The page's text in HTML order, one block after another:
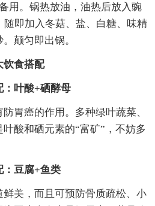
用。锅热放油，油热后放入豌
随即加入冬菇、盐、白糖、味精
颠匀即出锅。
饮食搭配
：叶酸+硒酵母
胃癌的作用。多种绿叶蔬菜、
酸和硒元素的“富矿”，不妨多
：豆腐+鱼类
美，而且可预防骨质疏松、小